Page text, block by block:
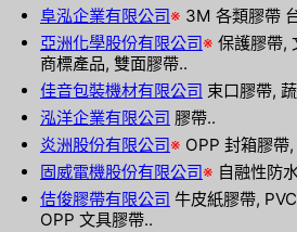
阜泓企業有限公司※ 3M 各類膠帶
亞洲化學股份有限公司※ 保護膠帶,
商標產品, 雙面膠帶..
佳音包裝機材有限公司 束口膠帶,
泓洋企業有限公司 膠帶..
炎洲股份有限公司※ OPP 封箱膠帶
固威電機股份有限公司※ 自融性防
佶俊膠帶有限公司 牛皮紙膠帶,
OPP 文具膠帶..